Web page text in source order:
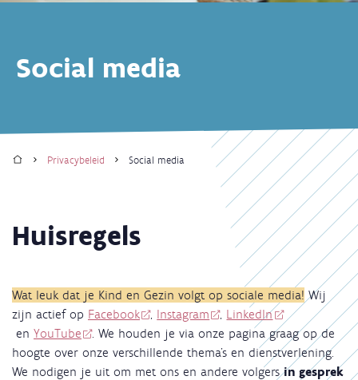
Social media
HomePrivacybeleid Social media
Huisregels
Wat leuk dat je Kind en Gezin volgt op sociale media! Wij
zijn actief op Facebook , Instagram , LinkedIn
en YouTube .We houden je via onze pagina graag op de
hoogte over onze verschillende thema’s en dienstverlening.
We nodigen je uit om met ons en andere volgersin gesprek